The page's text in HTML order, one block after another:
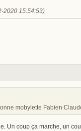
2020 15:54:53)
mobylette Fabien
Un coup ça marche, un